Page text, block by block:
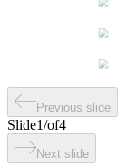
Previous slide
Slide1/of4
Next slide